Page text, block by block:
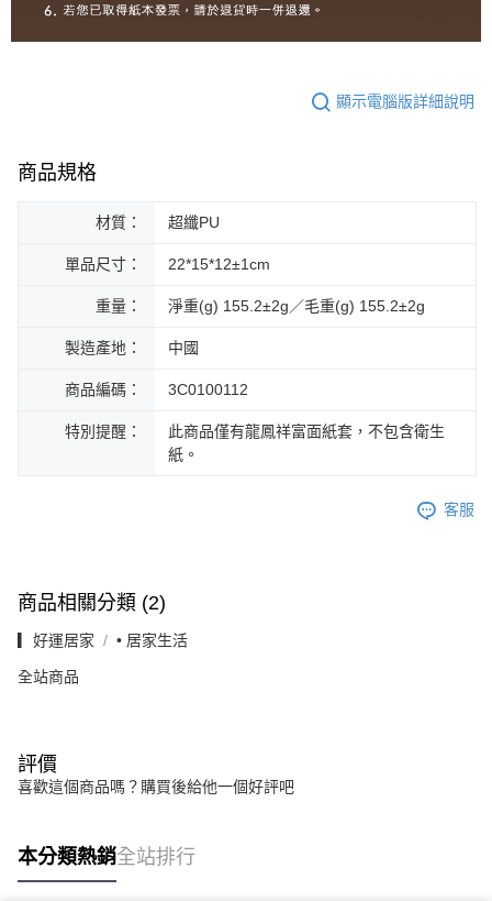
顯示電腦版詳細說明
商品規格
材質： 超纖PU
單品尺寸： 22*15*12±1cm
重量： 淨重(g) 155.2±2g／毛重(g) 155.2±2g
製造產地： 中國
商品編碼： 3C0100112
特別提醒：
此商品僅有龍鳳祥富面紙套，不包含衛生
紙。
客服
商品相關分類 (2)
▎好運居家 • 居家生活
全站商品
評價
喜歡這個商品嗎？購買後給他一個好評吧
本分類熱銷全站排行